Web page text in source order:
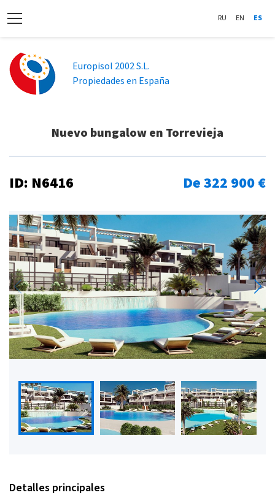
RU EN ES
Europisol 2002 S.L.
Propiedades en España
Nuevo bungalow en Torrevieja
ID: N6416 De 322 900 €
Detalles principales